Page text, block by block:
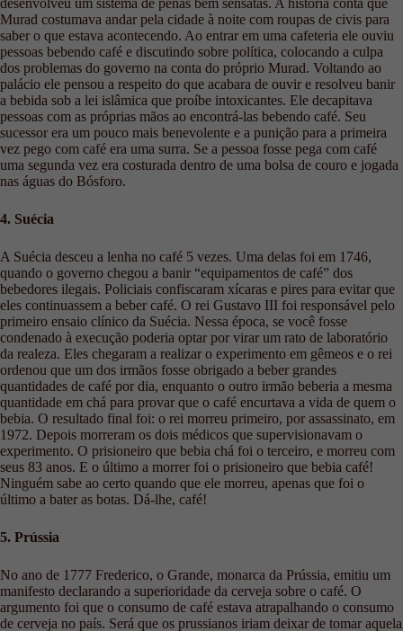
desenvolveu um sistema de penas bem sensatas. A história conta que
Murad costumava andar pela cidade à noite com roupas de civis para
saber o que estava acontecendo. Ao entrar em uma cafeteria ele ouviu
pessoas bebendo café e discutindo sobre política, colocando a culpa
dos problemas do governo na conta do próprio Murad. Voltando ao
palácio ele pensou a respeito do que acabara de ouvir e resolveu banir
a bebida sob a lei islâmica que proíbe intoxicantes. Ele decapitava
pessoas com as próprias mãos ao encontrá-las bebendo café. Seu
sucessor era um pouco mais benevolente e a punição para a primeira
vez pego com café era uma surra. Se a pessoa fosse pega com café
uma segunda vez era costurada dentro de uma bolsa de couro e jogada
nas águas do Bósforo.
4. Suécia
A Suécia desceu a lenha no café 5 vezes. Uma delas foi em 1746,
quando o governo chegou a banir “equipamentos de café” dos
bebedores ilegais. Policiais confiscaram xícaras e pires para evitar que
eles continuassem a beber café. O rei Gustavo III foi responsável pelo
primeiro ensaio clínico da Suécia. Nessa época, se você fosse
condenado à execução poderia optar por virar um rato de laboratório
da realeza. Eles chegaram a realizar o experimento em gêmeos e o rei
ordenou que um dos irmãos fosse obrigado a beber grandes
quantidades de café por dia, enquanto o outro irmão beberia a mesma
quantidade em chá para provar que o café encurtava a vida de quem o
bebia. O resultado final foi: o rei morreu primeiro, por assassinato, em
1972. Depois morreram os dois médicos que supervisionavam o
experimento. O prisioneiro que bebia chá foi o terceiro, e morreu com
seus 83 anos. E o último a morrer foi o prisioneiro que bebia café!
Ninguém sabe ao certo quando que ele morreu, apenas que foi o
último a bater as botas. Dá-lhe, café!
5. Prússia
No ano de 1777 Frederico, o Grande, monarca da Prússia, emitiu um
manifesto declarando a superioridade da cerveja sobre o café. O
argumento foi que o consumo de café estava atrapalhando o consumo
de cerveja no país. Será que os prussianos iriam deixar de tomar aquela